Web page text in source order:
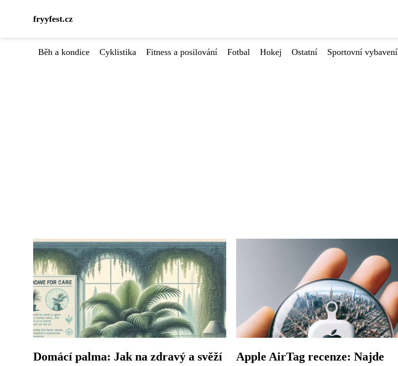
fryyfest.cz
Běh a kondice Cyklistika Fitness a posilování Fotbal Hokej Ostatní Sportovní vybavení
Domácí palma: Jak na zdravý a svěží
Apple AirTag recenze: Najde